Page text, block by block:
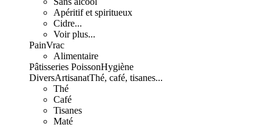
Apéritif et spiritueux
Cidre...
Voir plus...
PainVrac
Alimentaire
Pâtisseries PoissonHygiène
DiversArtisanatThé, café, tisanes...
Thé
Café
Tisanes
Maté